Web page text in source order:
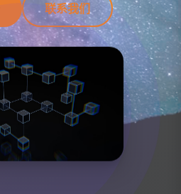
联系我们